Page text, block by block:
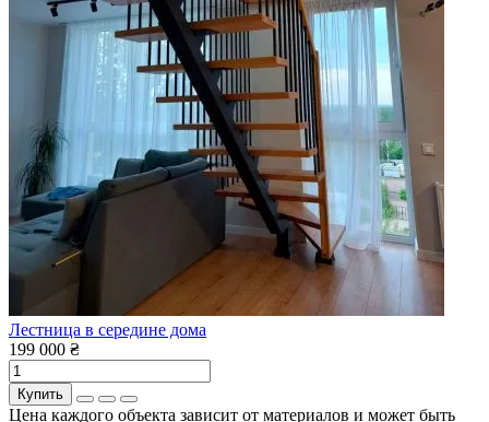
Лестница в середине дома
199 000 ₴
Купить
Цена каждого объекта зависит от материалов и может быть